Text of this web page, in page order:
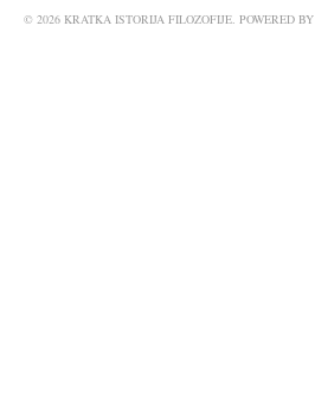
© 2026 KRATKA ISTORIJA FILOZOFIJE. POWERED BY